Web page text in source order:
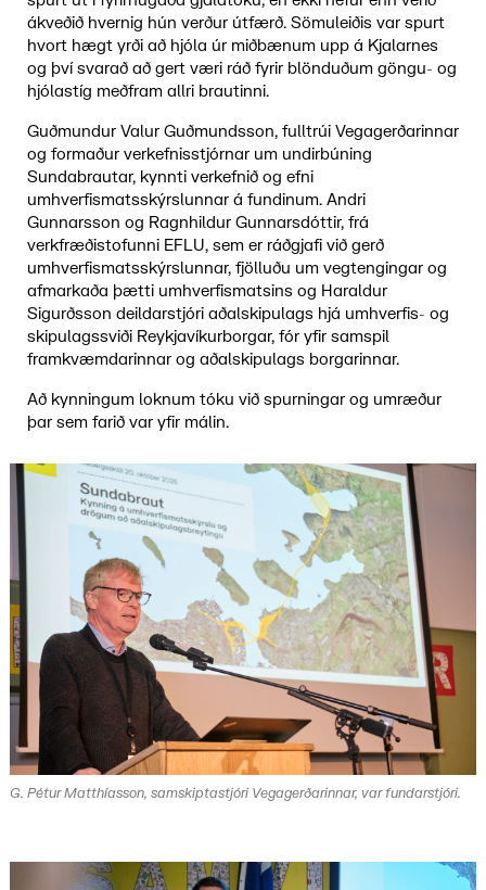
ákveðið hvernig hún verður útfærð. Sömuleiðis var spurt
hvort hægt yrði að hjóla úr miðbænum upp á Kjalarnes
og því svarað að gert væri ráð fyrir blönduðum göngu- og
hjólastíg meðfram allri brautinni.
Guðmundur Valur Guðmundsson, fulltrúi Vegagerðarinnar
og formaður verkefnisstjórnar um undirbúning
Sundabrautar, kynnti verkefnið og efni
umhverfismatsskýrslunnar á fundinum. Andri
Gunnarsson og Ragnhildur Gunnarsdóttir, frá
verkfræðistofunni EFLU, sem er ráðgjafi við gerð
umhverfismatsskýrslunnar, fjölluðu um vegtengingar og
afmarkaða þætti umhverfismatsins og Haraldur
Sigurðsson deildarstjóri aðalskipulags hjá umhverfis- og
skipulagssviði Reykjavíkurborgar, fór yfir samspil
framkvæmdarinnar og aðalskipulags borgarinnar.
Að kynningum loknum tóku við spurningar og umræður
þar sem farið var yfir málin.
G. Pétur Matthíasson, samskiptastjóri Vegagerðarinnar, var fundarstjóri.